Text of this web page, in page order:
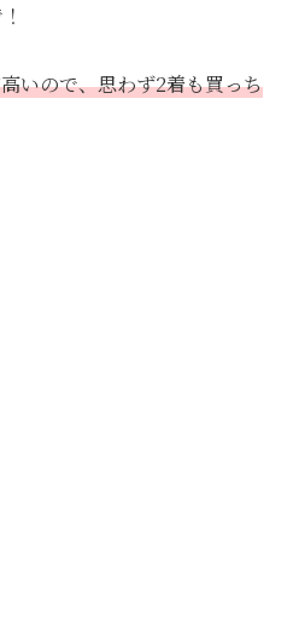
いので、思わず2着も買っち